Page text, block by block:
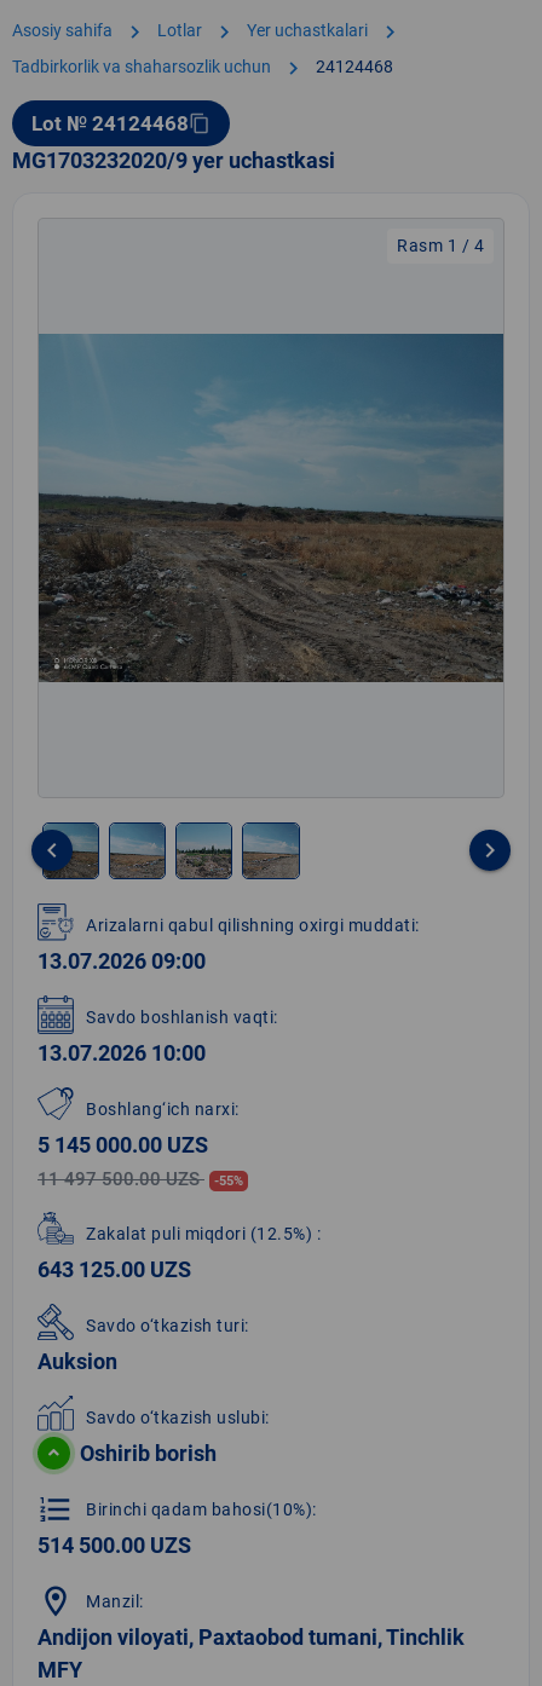
Asosiy sahifa chevron_right Lotlar chevron_right Yer uchastkalari chevron_right
Tadbirkorlik va shaharsozlik uchun chevron_right 24124468
Lot № 24124468content_copy
MG1703232020/9 yer uchastkasi
Rasm 1 / 4
1
of
4
keyboard_arrow_left keyboard_arrow_right
Arizalarni qabul qilishning oxirgi muddati:
13.07.2026 09:00
Savdo boshlanish vaqti:
13.07.2026 10:00
Boshlang‘ich narxi:
5 145 000.00 UZS
11 497 500.00 UZS -55%
Zakalat puli miqdori (12.5%) :
643 125.00 UZS
Savdo o‘tkazish turi:
Auksion
Savdo o‘tkazish uslubi:
Oshirib borish
format_list_numbered Birinchi qadam bahosi(10%):
514 500.00 UZS
location_on Manzil:
Andijon viloyati, Paxtaobod tumani, Tinchlik
MFY